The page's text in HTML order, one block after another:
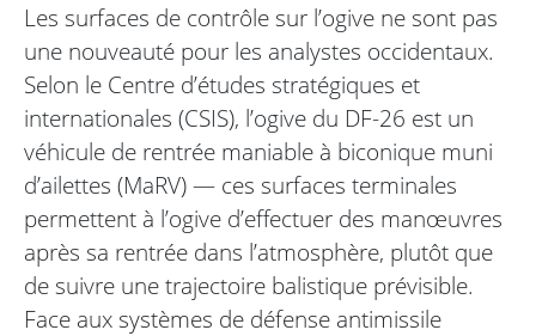
Les surfaces de contrôle sur l’ogive ne sont pas
une nouveauté pour les analystes occidentaux.
Selon le Centre d’études stratégiques et
internationales (CSIS), l’ogive du DF-26 est un
véhicule de rentrée maniable à biconique muni
d’ailettes (MaRV) — ces surfaces terminales
permettent à l’ogive d’effectuer des manœuvres
après sa rentrée dans l’atmosphère, plutôt que
de suivre une trajectoire balistique prévisible.
Face aux systèmes de défense antimissile